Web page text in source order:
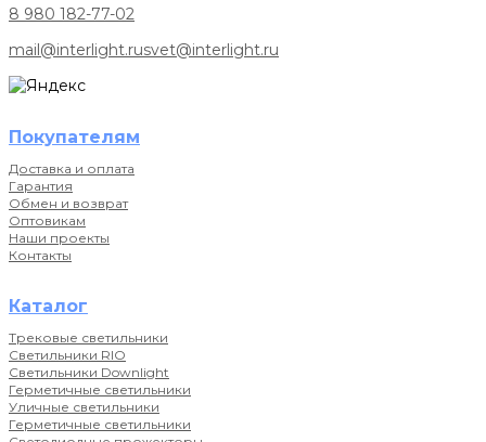
8 980 182-77-02
mail@interlight.rusvet@interlight.ru
Покупателям
Доставка и оплата
Гарантия
Обмен и возврат
Оптовикам
Наши проекты
Контакты
Каталог
Трековые светильники
Светильники RIO
Светильники Downlight
Герметичные светильники
Уличные светильники
Герметичные светильники